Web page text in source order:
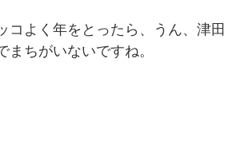
コよく年をとったら、うん、津田
まちがいないですね。